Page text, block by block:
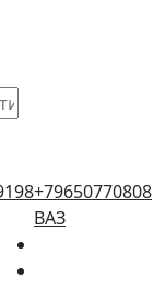
+79650770808
ВАЗ